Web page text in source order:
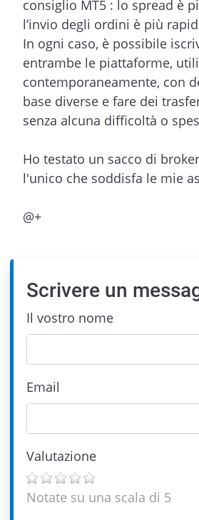
consiglio MT5 : lo spread è
l’invio degli ordini è più
In ogni caso, è possibile
entrambe le piattaforme,
contemporaneamente, con
base diverse e fare dei
senza alcuna difficoltà o
Ho testato un sacco di
l'unico che soddisfa le mie
@+
Scrivere un
Il vostro nome
Email
Valutazione
Notate su una scala di 5